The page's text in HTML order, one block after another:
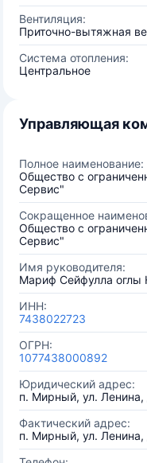
Вентиляция:
Приточно-вытяжная
Система отопления:
Центральное
Управляющая
Полное наименование:
Общество с
Сервис"
Сокращенное
Общество с
Сервис"
Имя руководителя:
Мариф Сейфулла оглы
ИНН:
7438022723
ОГРН:
1077438000892
Юридический адрес:
п. Мирный, ул. Ленина,
Фактический адрес:
п. Мирный, ул. Ленина,